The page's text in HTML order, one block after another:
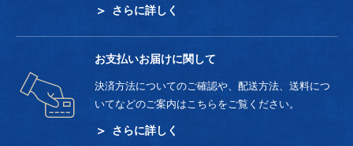
さらに詳しく
お支払いお届けに関して
決済方法についてのご確認や、配送方法、送料につ
いてなどのご案内はこちらをご覧ください。
さらに詳しく